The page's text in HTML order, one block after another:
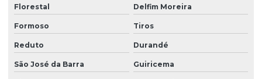
Florestal Delfim Moreira
Formoso Tiros
Reduto Durandé
São José da Barra Guiricema